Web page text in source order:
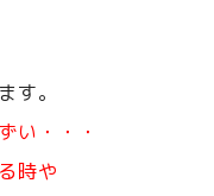
す。
い・・・
時や